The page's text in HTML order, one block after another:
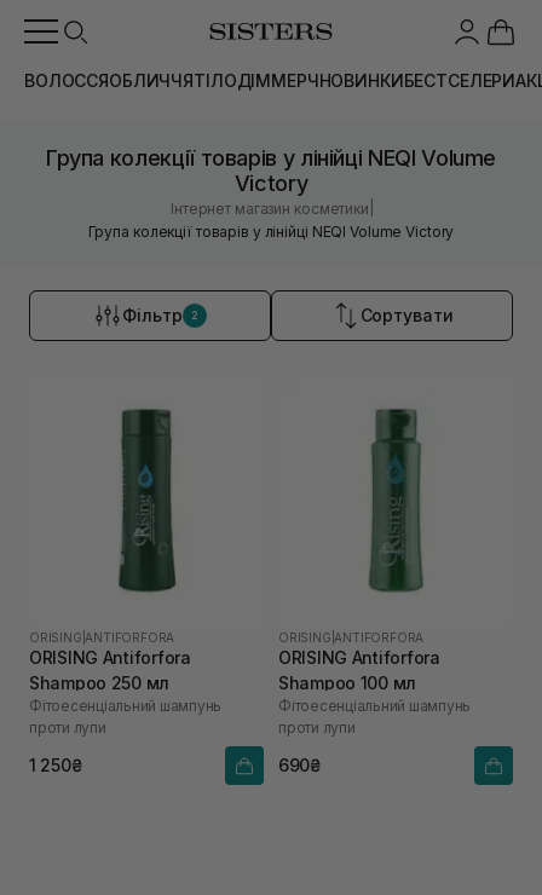
ВОЛОССЯОБЛИЧЧЯТІЛОДІММЕРЧНОВИНКИБЕСТСЕЛЕРИ
Група колекції товарів у лінійці NEQI Volume
Victory
Інтернет магазин косметики
Група колекції товарів у лінійці NEQI Volume Victory
Фільтр 2 Сортувати
ORISING ANTIFORFORA
ORISING Antiforfora
Shampoo 250 мл
Фітоесенціальний шампунь
проти лупи
1 250₴
ORISING ANTIFORFORA
ORISING Antiforfora
Shampoo 100 мл
Фітоесенціальний шампунь
проти лупи
690₴